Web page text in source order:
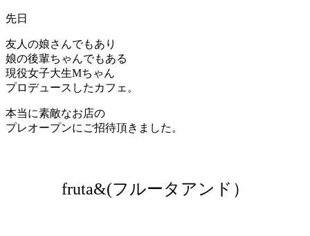
先日
友人の娘さんでもあり
娘の後輩ちゃんでもある
現役女子大生Mちゃん
プロデュースしたカフェ。
本当に素敵なお店の
プレオープンにご招待頂きました。
fruta&(フルータアンド）